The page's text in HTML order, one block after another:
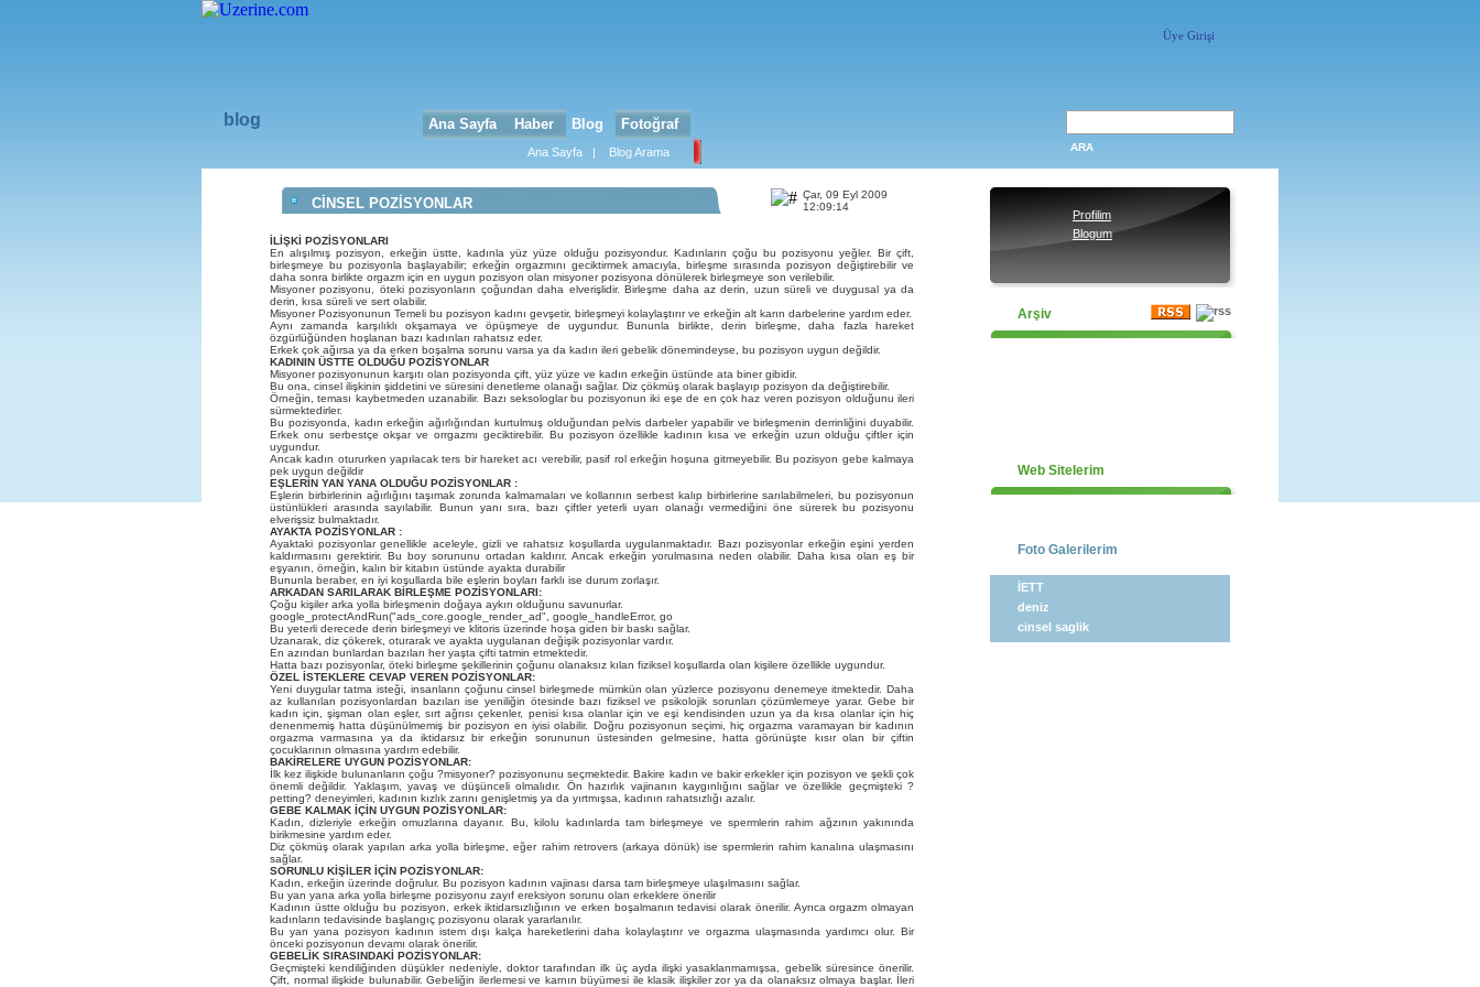
Üye Girişi
blog Ana Sayfa Haber Blog Fotoğraf
ARA
Ana Sayfa | Blog Arama
CİNSEL POZİSYONLAR
Çar, 09 Eyl 2009
12:09:14
İLİŞKİ POZİSYONLARI
En alışılmış pozisyon, erkeğin üstte, kadınla yüz yüze olduğu pozisyondur. Kadınların çoğu bu pozisyonu yeğler. Bir çift,
birleşmeye bu pozisyonla başlayabilir; erkeğin orgazmını geciktirmek amacıyla, birleşme sırasında pozisyon değiştirebilir ve
daha sonra birlikte orgazm için en uygun pozisyon olan misyoner pozisyona dönülerek birleşmeye son verilebilir.
Misyoner pozisyonu, öteki pozisyonların çoğundan daha elverişlidir. Birleşme daha az derin, uzun süreli ve duygusal ya da
derin, kısa süreli ve sert olabilir.
Misyoner Pozisyonunun Temeli bu pozisyon kadını gevşetir, birleşmeyi kolaylaştırır ve erkeğin alt karın darbelerine yardım eder.
Aynı zamanda karşılıklı okşamaya ve öpüşmeye de uygundur. Bununla birlikte, derin birleşme, daha fazla hareket
özgürlüğünden hoşlanan bazı kadınları rahatsız eder.
Erkek çok ağırsa ya da erken boşalma sorunu varsa ya da kadın ileri gebelik dönemindeyse, bu pozisyon uygun değildir.
KADININ ÜSTTE OLDUĞU POZİSYONLAR
Misyoner pozisyonunun karşıtı olan pozisyonda çift, yüz yüze ve kadın erkeğin üstünde ata biner gibidir.
Bu ona, cinsel ilişkinin şiddetini ve süresini denetleme olanağı sağlar. Diz çökmüş olarak başlayıp pozisyon da değiştirebilir.
Örneğin, teması kaybetmeden uzanabilir. Bazı seksologlar bu pozisyonun iki eşe de en çok haz veren pozisyon olduğunu ileri
sürmektedirler.
Bu pozisyonda, kadın erkeğin ağırlığından kurtulmuş olduğundan pelvis darbeler yapabilir ve birleşmenin derrinliğini duyabilir.
Erkek onu serbestçe okşar ve orrgazmı geciktirebilir. Bu pozisyon özellikle kadının kısa ve erkeğin uzun olduğu çiftler için
uygundur.
Ancak kadın otururken yapılacak ters bir hareket acı verebilir, pasif rol erkeğin hoşuna gitmeyebilir. Bu pozisyon gebe kalmaya
pek uygun değildir
EŞLERİN YAN YANA OLDUĞU POZİSYONLAR :
Eşlerin birbirlerinin ağırlığını taşımak zorunda kalmamaları ve kollarının serbest kalıp birbirlerine sarılabilmeleri, bu pozisyonun
üstünlükleri arasında sayılabilir. Bunun yanı sıra, bazı çiftler yeterli uyarı olanağı vermediğini öne sürerek bu pozisyonu
elverişsiz bulmaktadır.
AYAKTA POZİSYONLAR :
Ayaktaki pozisyonlar genellikle aceleyle, gizli ve rahatsız koşullarda uygulanmaktadır. Bazı pozisyonlar erkeğin eşini yerden
kaldırmasını gerektirir. Bu boy sorununu ortadan kaldırır. Ancak erkeğin yorulmasına neden olabilir. Daha kısa olan eş bir
eşyanın, örneğin, kalın bir kitabın üstünde ayakta durabilir
Bununla beraber, en iyi koşullarda bile eşlerin boyları farklı ise durum zorlaşır.
ARKADAN SARILARAK BİRLEŞME POZİSYONLARI:
Çoğu kişiler arka yolla birleşmenin doğaya aykırı olduğunu savunurlar.
google_protectAndRun("ads_core.google_render_ad", google_handleError, go
Bu yeterli derecede derin birleşmeyi ve klitoris üzerinde hoşa giden bir baskı sağlar.
Uzanarak, diz çökerek, oturarak ve ayakta uygulanan değişik pozisyonlar vardır.
En azından bunlardan bazıları her yaşta çifti tatmin etmektedir.
Hatta bazı pozisyonlar, öteki birleşme şekillerinin çoğunu olanaksız kılan fiziksel koşullarda olan kişilere özellikle uygundur.
ÖZEL İSTEKLERE CEVAP VEREN POZİSYONLAR:
Yeni duygular tatma isteği, insanların çoğunu cinsel birleşmede mümkün olan yüzlerce pozisyonu denemeye itmektedir. Daha
az kullanılan pozisyonlardan bazıları ise yeniliğin ötesinde bazı fiziksel ve psikolojik sorunları çözümlemeye yarar. Gebe bir
kadın için, şişman olan eşler, sırt ağrısı çekenler, penisi kısa olanlar için ve eşi kendisinden uzun ya da kısa olanlar için hiç
denenmemiş hatta düşünülmemiş bir pozisyon en iyisi olabilir. Doğru pozisyonun seçimi, hiç orgazma varamayan bir kadının
orgazma varmasına ya da iktidarsız bir erkeğin sorununun üstesinden gelmesine, hatta görünüşte kısır olan bir çiftin
çocuklarının olmasına yardım edebilir.
BAKİRELERE UYGUN POZİSYONLAR:
İlk kez ilişkide bulunanların çoğu ?misyoner? pozisyonunu seçmektedir. Bakire kadın ve bakir erkekler için pozisyon ve şekli çok
önemli değildir. Yaklaşım, yavaş ve düşünceli olmalıdır. Ön hazırlık vajinanın kaygınlığını sağlar ve özellikle geçmişteki ?
petting? deneyimleri, kadının kızlık zarını genişletmiş ya da yırtmışsa, kadının rahatsızlığı azalır.
GEBE KALMAK İÇİN UYGUN POZİSYONLAR:
Kadın, dizleriyle erkeğin omuzlarına dayanır. Bu, kilolu kadınlarda tam birleşmeye ve spermlerin rahim ağzının yakınında
birikmesine yardım eder.
Diz çökmüş olarak yapılan arka yolla birleşme, eğer rahim retrovers (arkaya dönük) ise spermlerin rahim kanalına ulaşmasını
sağlar.
SORUNLU KİŞİLER İÇİN POZİSYONLAR:
Kadın, erkeğin üzerinde doğrulur. Bu pozisyon kadının vajinası darsa tam birleşmeye ulaşılmasını sağlar.
Bu yan yana arka yolla birleşme pozisyonu zayıf ereksiyon sorunu olan erkeklere önerilir
Kadının üstte olduğu bu pozisyon, erkek iktidarsızlığının ve erken boşalmanın tedavisi olarak önerilir. Ayrıca orgazm olmayan
kadınların tedavisinde başlangıç pozisyonu olarak yararlanılır.
Bu yan yana pozisyon kadının istem dışı kalça hareketlerini daha kolaylaştırır ve orgazma ulaşmasında yardımcı olur. Bir
önceki pozisyonun devamı olarak önerilir.
GEBELİK SIRASINDAKİ POZİSYONLAR:
Geçmişteki kendiliğinden düşükler nedeniyle, doktor tarafından ilk üç ayda ilişki yasaklanmamışsa, gebelik süresince önerilir.
Çift, normal ilişkide bulunabilir. Gebeliğin ilerlemesi ve karnın büyümesi ile klasik ilişkiler zor ya da olanaksız olmaya başlar. İleri
Profilim
Blogum
Arşiv
Web Sitelerim
Foto Galerilerim
İETT
deniz
cinsel saglik